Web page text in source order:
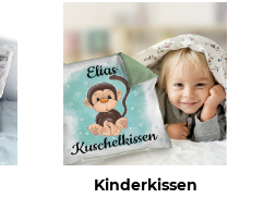
Kinderkissen